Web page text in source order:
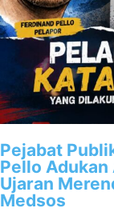
Pejabat
Pello Adukan
Ujaran
Medsos